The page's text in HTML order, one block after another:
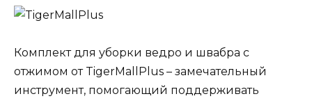
Комплект для уборки ведро и швабра с
отжимом от TigerMallPlus – замечательный
инструмент, помогающий поддерживать